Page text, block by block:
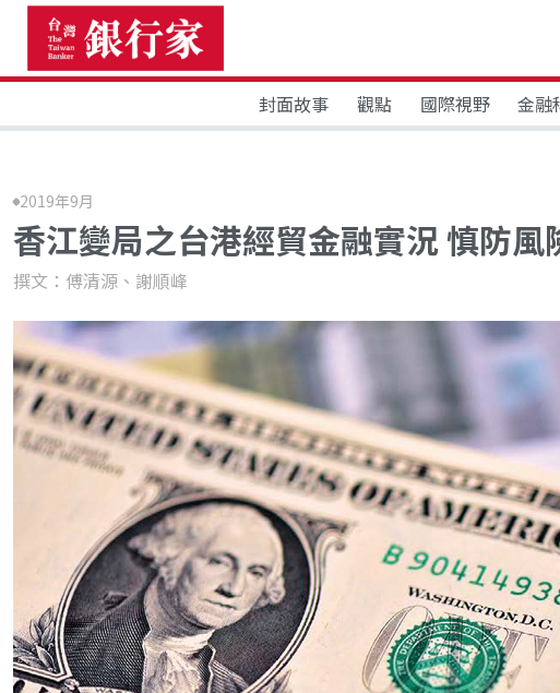
封面故事 觀點 國際視野 金融
2019年9月
香江變局之台港經貿金融實況 慎防風
撰文：傅清源、謝順峰